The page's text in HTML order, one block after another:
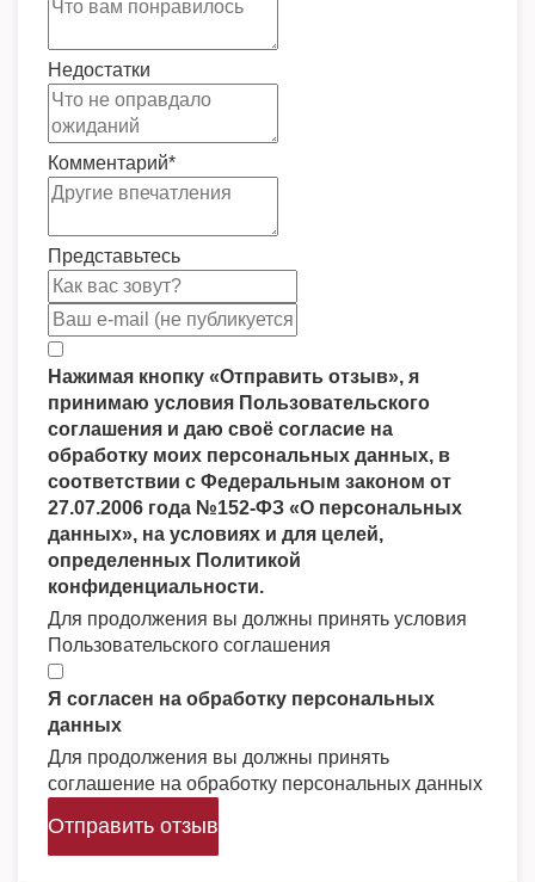
Недостатки
Комментарий*
Представьтесь
Нажимая кнопку «Отправить отзыв», я
принимаю условия Пользовательского
соглашения и даю своё согласие на
обработку моих персональных данных, в
соответствии с Федеральным законом от
27.07.2006 года №152-ФЗ «О персональных
данных», на условиях и для целей,
определенных Политикой
конфиденциальности.
Для продолжения вы должны принять условия
Пользовательского соглашения
Я согласен на обработку персональных
данных
Для продолжения вы должны принять
соглашение на обработку персональных данных
Отправить отзыв